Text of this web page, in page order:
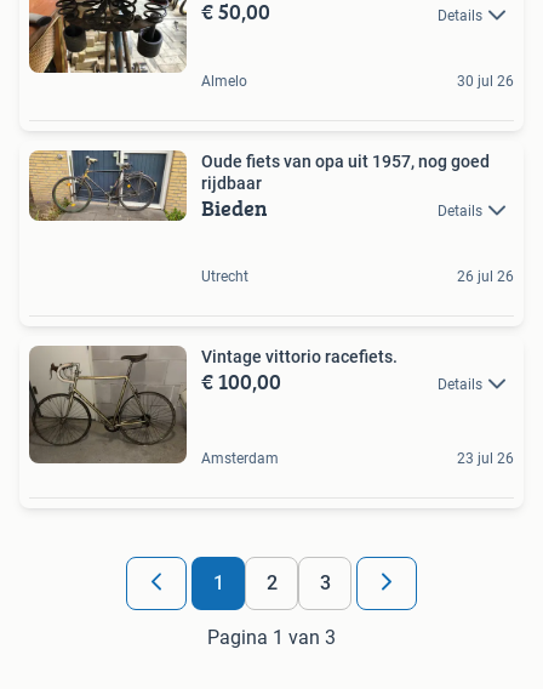
€ 50,00 Details
Almelo 30 jul 26
Oude fiets van opa uit 1957, nog goed
rijdbaar
Bieden Details
Utrecht 26 jul 26
Vintage vittorio racefiets.
€ 100,00 Details
Amsterdam 23 jul 26
1 2 3
Pagina 1 van 3